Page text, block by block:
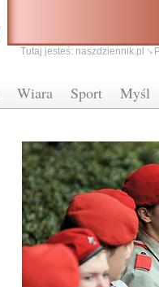
Wiara Sport Myśl
Tutaj jesteś: naszdziennik.pl